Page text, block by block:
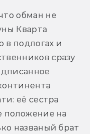
обман не
Кварта
в подлогах и
сразу
её сестра
положение на
названый брат